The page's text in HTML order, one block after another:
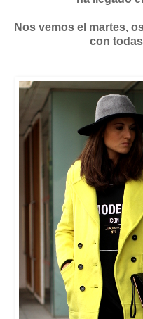
Nos vemos el martes,
con